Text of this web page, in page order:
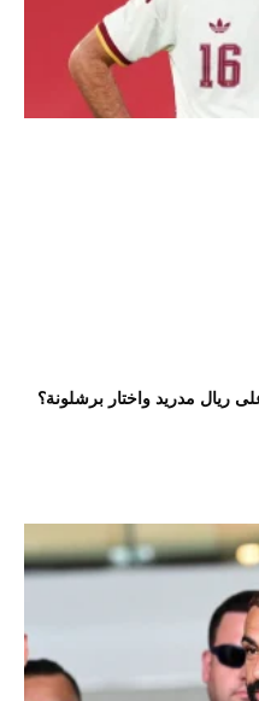
ريال مدريد واختار برشلونة؟